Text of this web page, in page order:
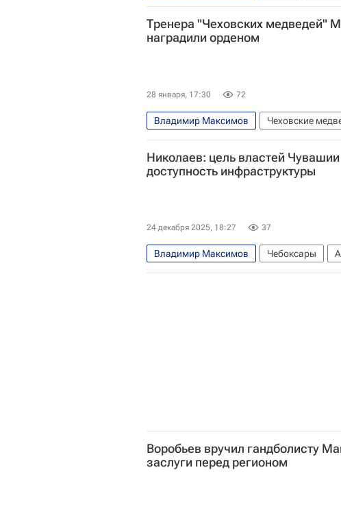
Эдуард Кокшаров
Чеховские медведи
Тренера "Чеховских медведей"
наградили орденом
28 января, 17:30 72
Владимир Максимов Чеховские
Николаев: цель властей
доступность инфраструктуры
24 декабря 2025, 18:27 37
Владимир Максимов Чебоксары
Олег Николаев (политик)
Воробьев вручил гандболисту
заслуги перед регионом